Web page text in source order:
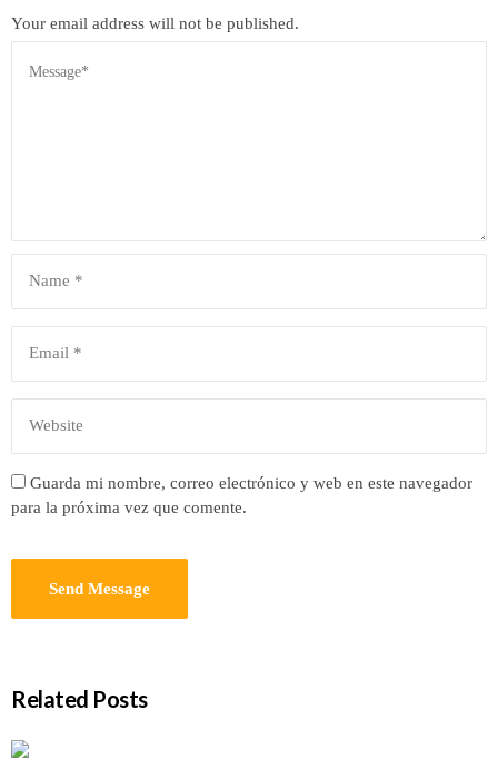
Your email address will not be published.
Guarda mi nombre, correo electrónico y web en este navegador
para la próxima vez que comente.
Related Posts